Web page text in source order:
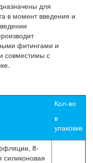
для
в момент введения и
фитингами и
совместимы с
Кол-во
в
упаковке
8-